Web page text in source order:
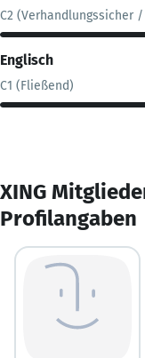
C2 (Verhandlungssicher
Englisch
C1 (Fließend)
XING
Profilangaben